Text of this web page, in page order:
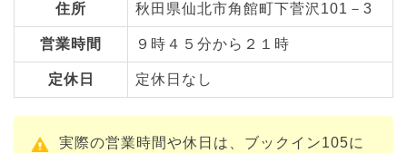
住所 秋田県仙北市角館町下菅沢101－3
営業時間 ９時４５分から２１時
定休日 定休日なし
実際の営業時間や休日は、ブックイン105に